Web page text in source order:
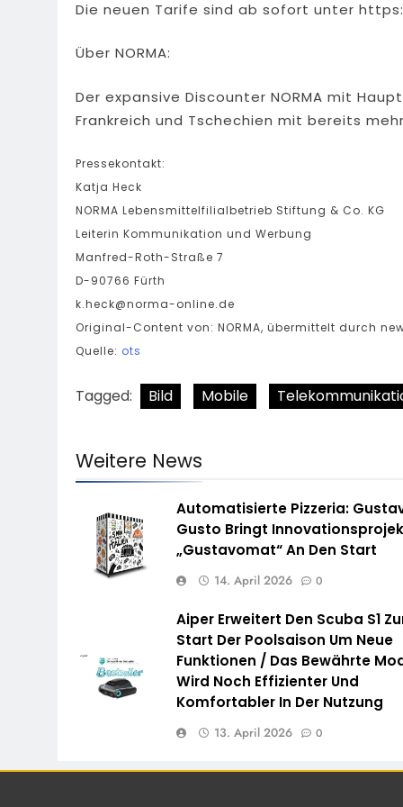
Die neuen Tarife sind ab sofort unter
Über NORMA:
Der expansive Discounter NORMA mit
Frankreich und Tschechien mit bereits
Pressekontakt:
Katja Heck
NORMA Lebensmittelfilialbetrieb Stiftung & Co. KG
Leiterin Kommunikation und Werbung
Manfred-Roth-Straße 7
D-90766 Fürth
k.heck@norma-online.de
Original-Content von: NORMA, übermittelt durch
Quelle: ots
Tagged: Bild Mobile
Weitere News
Automatisierte Pizzeria:
Gusto Bringt
„Gustavomat“ An Den Start
14. April 2026 0
Aiper Erweitert Den Scuba S1
Start Der Poolsaison Um Neue
Funktionen / Das Bewährte
Wird Noch Effizienter Und
Komfortabler In Der Nutzung
13. April 2026 0